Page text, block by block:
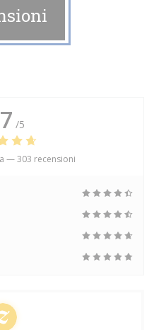
/5
—303 recensioni